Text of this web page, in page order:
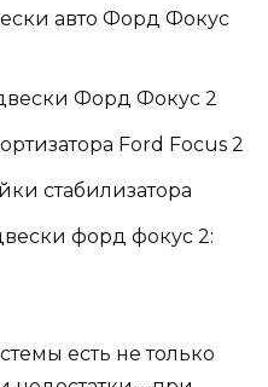
авто Форд Фокус
Форд Фокус 2
Ford Focus 2
стабилизатора
форд фокус 2:
есть не только